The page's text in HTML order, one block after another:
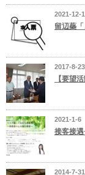
2021-12-
留辺蘂「
2017-8-23
【要望
2021-1-6
接客接遇
2014-7-31